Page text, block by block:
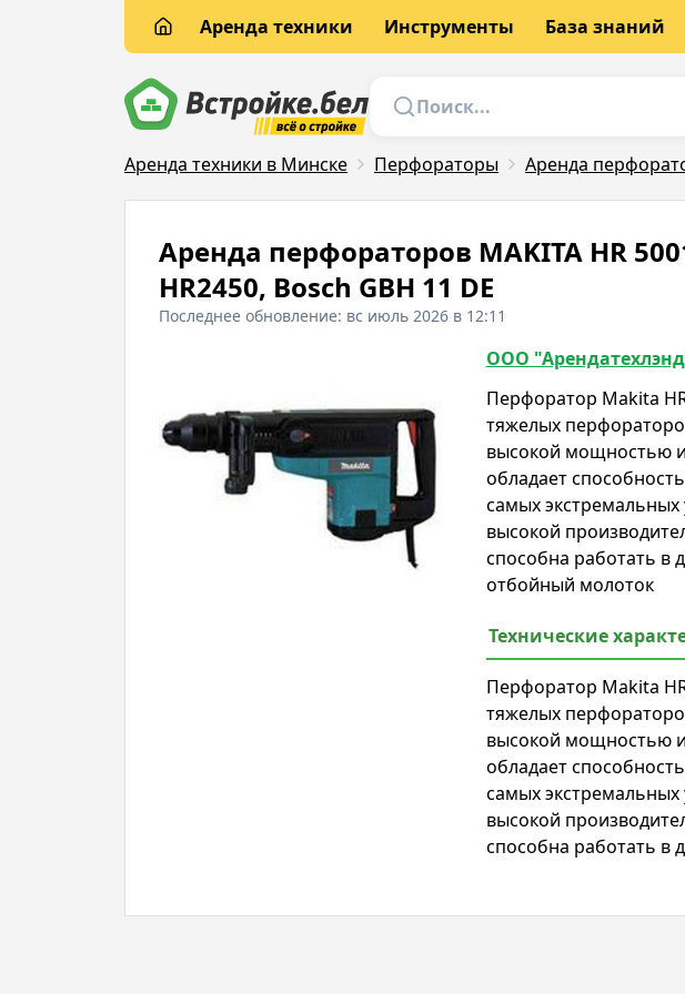
Аренда техники Инструменты База знаний
Аренда техники в Минске Перфораторы Аренда
Аренда перфораторов MAKITA HR
HR2450, Bosch GBH 11 DE
Последнее обновление: вс июль 2026 в 12:11
ООО
Перфоратор Makita
тяжелых
высокой мощностью
обладает
самых экстремальных
высокой
способна работать в
отбойный молоток
Технические
Перфоратор Makita
тяжелых
высокой мощностью
обладает
самых экстремальных
высокой
способна работать в